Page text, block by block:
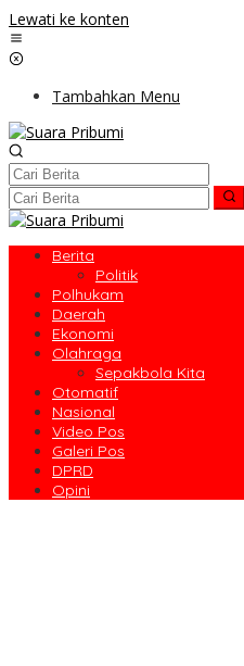
Lewati ke konten
Tambahkan Menu
Berita
Politik
Polhukam
Daerah
Ekonomi
Olahraga
Sepakbola Kita
Otomatif
Nasional
Video Pos
Galeri Pos
DPRD
Opini